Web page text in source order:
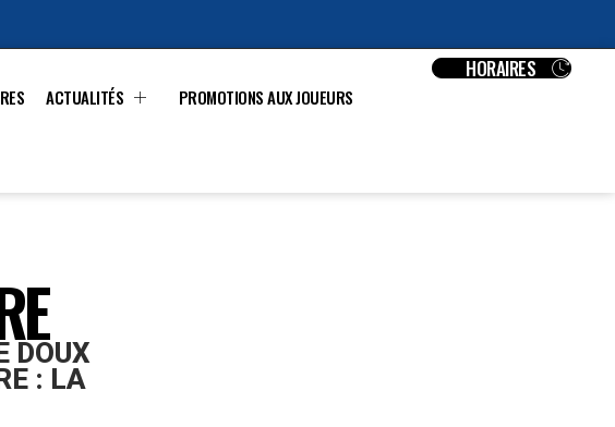
ACTUALITÉS
PROMOTIONS AUX JOUEURS
HORAIRES
DOUX
: LA